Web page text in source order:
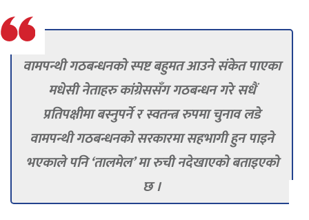
वामपन्थी गठबन्धनको स्पष्ट बहुमत आउने संकेत पाएका
मधेसी नेताहरु कांग्रेससँग गठबन्धन गरे सधैं
प्रतिपक्षीमा बस्नुपर्ने र स्वतन्त्र रुपमा चुनाव लडे
वामपन्थी गठबन्धनको सरकारमा सहभागी हुन पाइने
भएकाले पनि ‘तालमेल’ मा रुची नदेखाएको बताइएको
छ ।